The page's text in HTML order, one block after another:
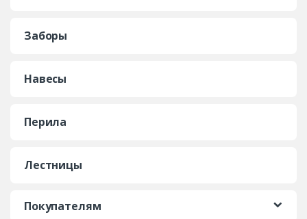
Заборы
Навесы
Перила
Лестницы
Покупателям